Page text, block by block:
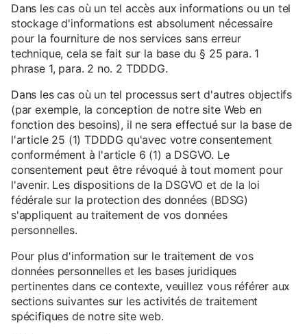
Dans les cas où un tel accès aux informations ou un tel
stockage d'informations est absolument nécessaire
pour la fourniture de nos services sans erreur
technique, cela se fait sur la base du § 25 para. 1
phrase 1, para. 2 no. 2 TDDDG.
Dans les cas où un tel processus sert d'autres objectifs
(par exemple, la conception de notre site Web en
fonction des besoins), il ne sera effectué sur la base de
l'article 25 (1) TDDDG qu'avec votre consentement
conformément à l'article 6 (1) a DSGVO. Le
consentement peut être révoqué à tout moment pour
l'avenir. Les dispositions de la DSGVO et de la loi
fédérale sur la protection des données (BDSG)
s'appliquent au traitement de vos données
personnelles.
Pour plus d'information sur le traitement de vos
données personnelles et les bases juridiques
pertinentes dans ce contexte, veuillez vous référer aux
sections suivantes sur les activités de traitement
spécifiques de notre site web.